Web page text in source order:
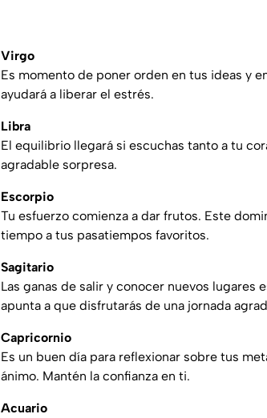
Virgo
Es momento de poner orden en tus ideas y
ayudará a liberar el estrés.
Libra
El equilibrio llegará si escuchas tanto a tu
agradable sorpresa.
Escorpio
Tu esfuerzo comienza a dar frutos. Este
tiempo a tus pasatiempos favoritos.
Sagitario
Las ganas de salir y conocer nuevos
apunta a que disfrutarás de una jornada
Capricornio
Es un buen día para reflexionar sobre tus
ánimo. Mantén la confianza en ti.
Acuario